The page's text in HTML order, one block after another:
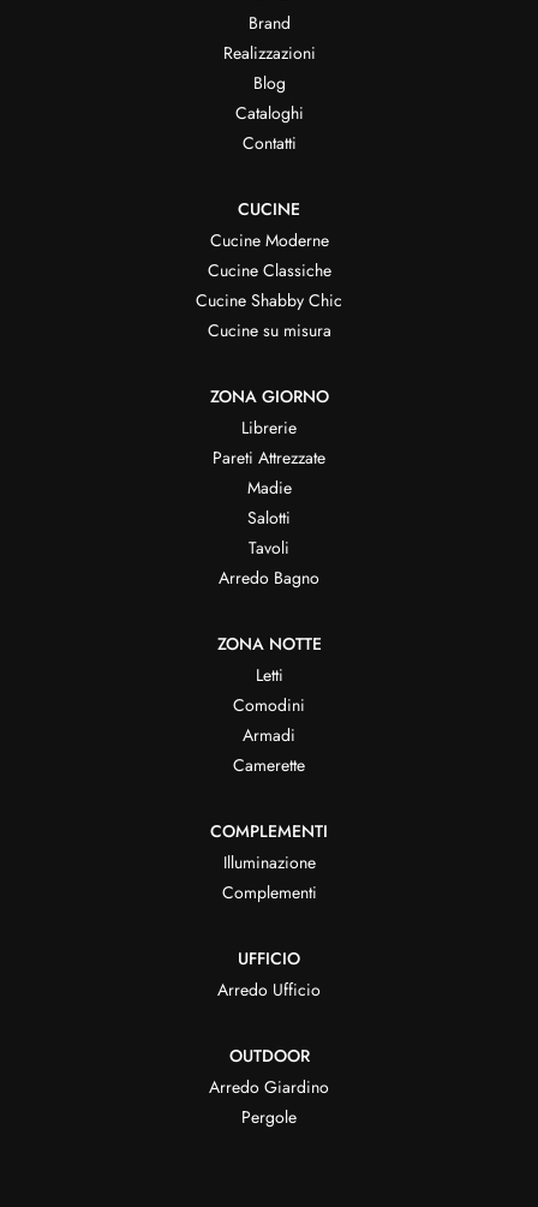
Brand
Realizzazioni
Blog
Cataloghi
Contatti
CUCINE
Cucine Moderne
Cucine Classiche
Cucine Shabby Chic
Cucine su misura
ZONA GIORNO
Librerie
Pareti Attrezzate
Madie
Salotti
Tavoli
Arredo Bagno
ZONA NOTTE
Letti
Comodini
Armadi
Camerette
COMPLEMENTI
Illuminazione
Complementi
UFFICIO
Arredo Ufficio
OUTDOOR
Arredo Giardino
Pergole